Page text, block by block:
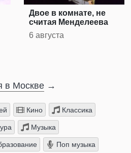
Двое в комнате, не
считая Менделеева
6 августа
в Москве →
Кино Классика
Музыка
Поп музыка